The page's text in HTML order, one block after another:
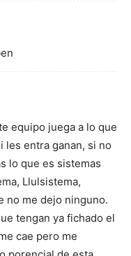
equipo juega a lo que
les entra ganan, si no
lo que es sistemas
Llulsistema,
no me dejo ninguno.
tengan ya fichado el
cae pero me